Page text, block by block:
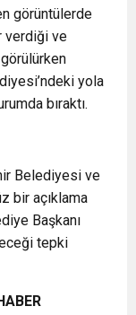
görüntülerde
verdiği ve
yola
bıraktı.
Belediyesi ve
bir açıklama
Başkanı
tepki